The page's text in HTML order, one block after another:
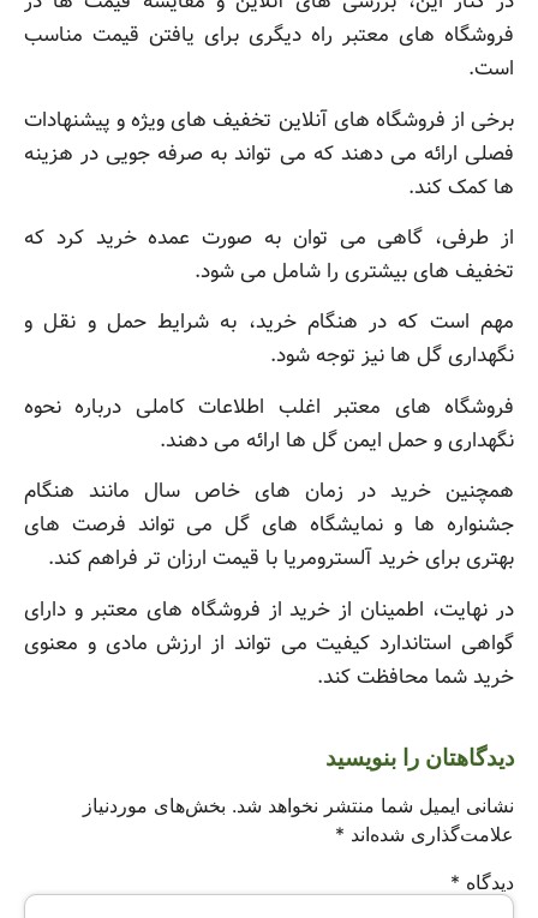
فروشگاه های معتبر راه دیگری برای یافتن قیمت مناسب
است.
برخی از فروشگاه های آنلاین تخفیف های ویژه و پیشنهادات
فصلی ارائه می دهند که می تواند به صرفه جویی در هزینه
ها کمک کند.
از طرفی، گاهی می توان به صورت عمده خرید کرد که
تخفیف های بیشتری را شامل می شود.
مهم است که در هنگام خرید، به شرایط حمل و نقل و
نگهداری گل ها نیز توجه شود.
فروشگاه های معتبر اغلب اطلاعات کاملی درباره نحوه
نگهداری و حمل ایمن گل ها ارائه می دهند.
همچنین خرید در زمان های خاص سال مانند هنگام
جشنواره ها و نمایشگاه های گل می تواند فرصت های
بهتری برای خرید آلسترومریا با قیمت ارزان تر فراهم کند.
در نهایت، اطمینان از خرید از فروشگاه های معتبر و دارای
گواهی استاندارد کیفیت می تواند از ارزش مادی و معنوی
خرید شما محافظت کند.
دیدگاهتان را بنویسید
نشانی ایمیل شما منتشر نخواهد شد. بخش‌های موردنیاز
علامت‌گذاری شده‌اند *
دیدگاه *